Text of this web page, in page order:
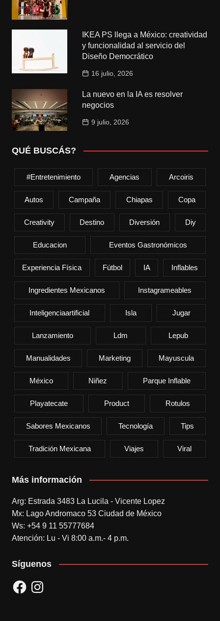
IKEA PS llega a México: creatividad
y funcionalidad al servicio del
Diseño Democrático
16 julio, 2026
La nuevo en la IA es resolver
negocios
9 julio, 2026
QUÉ BUSCÁS?
#entretenimiento Agencias Arcoiris
Autos Campaña Chiapas Copa
Creativity Destino Diversión Diy
Educacion Eventos Gastronómicos
Experiencia Física Fútbol IA Inflables
Ingredientes Mexicanos Instagrameables
Inteligenciaartificial Isla Jugar
Lanzamiento Ldm Lepub
Manualidades Marketing Mayuscula
México Niñez Parque Inflable
Playatecate Product Rotulos
Sabores Mexicanos Tecnología Tips
Tradición Mexicana Viajes Viral
Más información
Arg: Estrada 3483 La Lucila - Vicente Lopez
Mx: Lago Andromaco 53 Ciudad de México
Ws: +54 9 11 55777684
Atención: Lu - Vi 8:00 a.m.- 4 p.m.
Síguenos
FacebookInstagram